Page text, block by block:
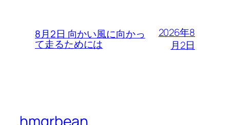
8月2日 向かい風に向かっ
て走るためには
2026年8
月2日
hmgrbean